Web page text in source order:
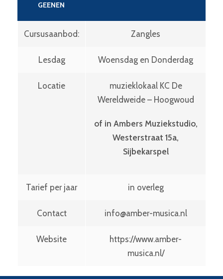
GEENEN
Cursusaanbod: Zangles
Lesdag Woensdag en Donderdag
Locatie
muzieklokaal KC De
Wereldweide – Hoogwoud
of in Ambers Muziekstudio,
Westerstraat 15a,
Sijbekarspel
Tarief per jaar in overleg
Contact info@amber-musica.nl
Website
https://www.amber-
musica.nl/